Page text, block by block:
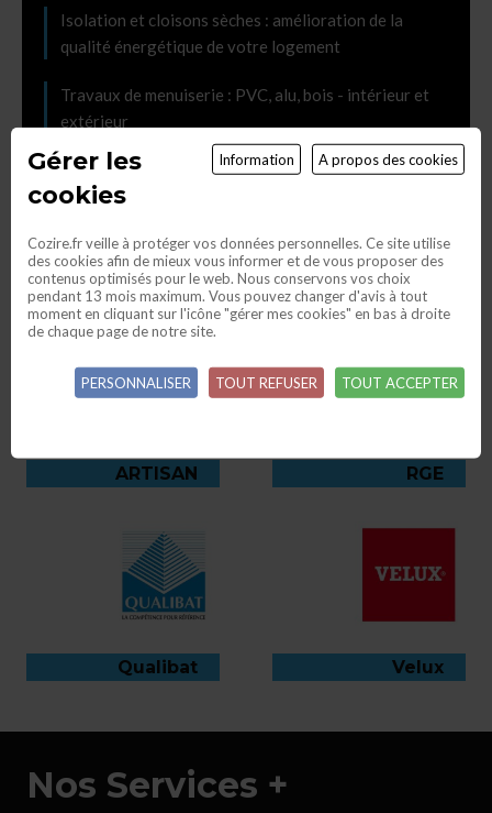
Isolation et cloisons sèches : amélioration de la
qualité énergétique de votre logement
Travaux de menuiserie : PVC, alu, bois - intérieur et
extérieur
Rénovations intérieures et extérieures
ARTISAN RGE
Qualibat Velux
Nos Services +
A propos des cookies
Information
Gérer les
cookies
Cozire.fr veille à protéger vos données personnelles. Ce site utilise
des cookies afin de mieux vous informer et de vous proposer des
contenus optimisés pour le web. Nous conservons vos choix
pendant 13 mois maximum. Vous pouvez changer d'avis à tout
moment en cliquant sur l'icône "gérer mes cookies" en bas à droite
de chaque page de notre site.
TOUT ACCEPTER
TOUT REFUSER
PERSONNALISER